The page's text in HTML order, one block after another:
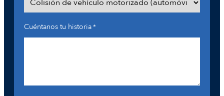
Cuéntanos tu historia*